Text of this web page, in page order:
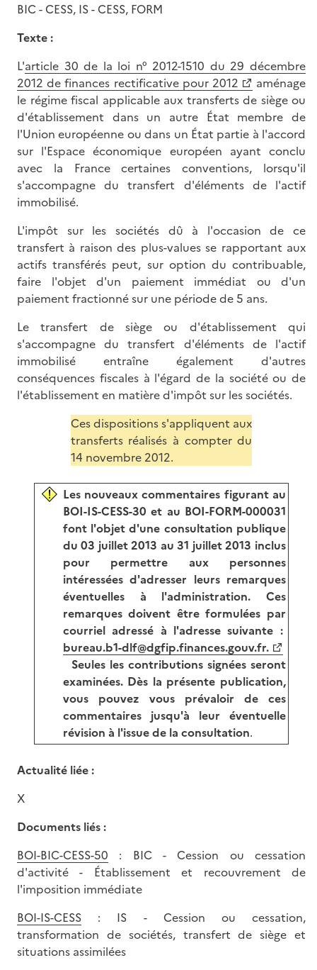
BIC - CESS, IS - CESS, FORM
Texte :
L'article 30 de la loi n° 2012-1510 du 29 décembre
2012 de finances rectificative pour 2012
aménage
le régime fiscal applicable aux transferts de siège ou
d'établissement dans un autre État membre de
l'Union européenne ou dans un État partie à l'accord
sur l'Espace économique européen ayant conclu
avec la France certaines conventions, lorsqu'il
s'accompagne du transfert d'éléments de l'actif
immobilisé.
L'impôt sur les sociétés dû à l'occasion de ce
transfert à raison des plus-values se rapportant aux
actifs transférés peut, sur option du contribuable,
faire l'objet d'un paiement immédiat ou d'un
paiement fractionné sur une période de 5 ans.
Le transfert de siège ou d'établissement qui
s'accompagne du transfert d'éléments de l'actif
immobilisé entraîne également d'autres
conséquences fiscales à l'égard de la société ou de
l'établissement en matière d'impôt sur les sociétés.
Ces dispositions s'appliquent aux
transferts réalisés à compter du
14 novembre 2012.
Les nouveaux commentaires figurant au
BOI-IS-CESS-30 et au BOI-FORM-000031
font l'objet d'une consultation publique
du 03 juillet 2013 au 31 juillet 2013 inclus
pour permettre aux personnes
intéressées d'adresser leurs remarques
éventuelles à l'administration. Ces
remarques doivent être formulées par
courriel adressé à l'adresse suivante :
bureau.b1-dlf@dgfip.finances.gouv.fr.
Seules les contributions signées seront
examinées. Dès la présente publication,
vous pouvez vous prévaloir de ces
commentaires jusqu'à leur éventuelle
révision à l'issue de la consultation.
Actualité liée :
X
Documents liés :
BOI-BIC-CESS-50 : BIC - Cession ou cessation
d'activité - Établissement et recouvrement de
l'imposition immédiate
BOI-IS-CESS : IS - Cession ou cessation,
transformation de sociétés, transfert de siège et
situations assimilées